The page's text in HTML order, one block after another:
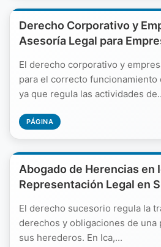
Derecho Corporativo y
Asesoría Legal para
El derecho corporativo y
para el correcto
ya que regula las actividades
PÁGINA
Abogado de Herencias en
Representación Legal en
El derecho sucesorio regula la
derechos y obligaciones de una
sus herederos. En Ica,...